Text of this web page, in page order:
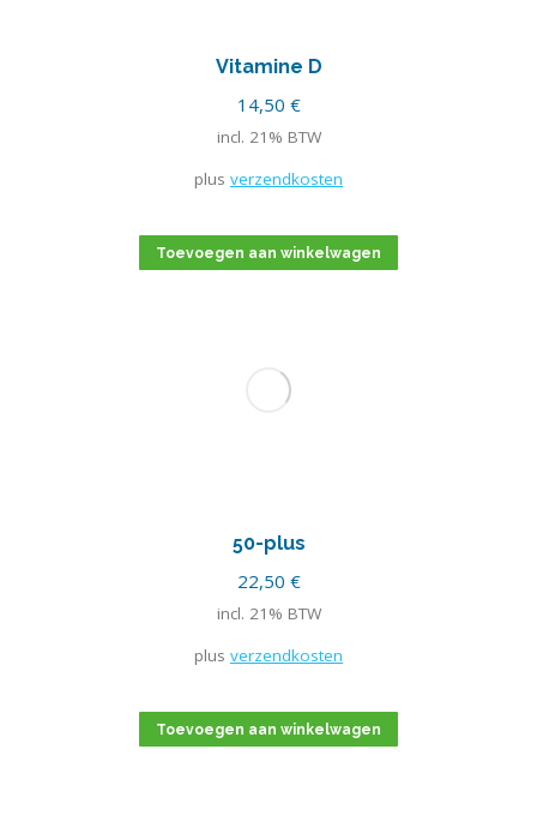
Vitamine D
14,50 €
incl. 21% BTW
plus verzendkosten
Toevoegen aan winkelwagen
50-plus
22,50 €
incl. 21% BTW
plus verzendkosten
Toevoegen aan winkelwagen